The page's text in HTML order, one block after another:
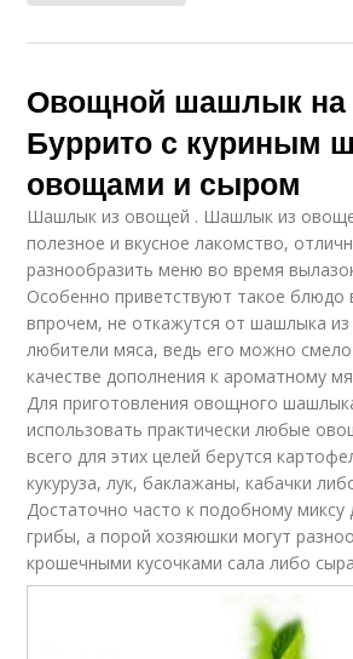
Овощной шашлык на
Буррито с куриным
овощами и сыром
Шашлык из овощей . Шашлык из
полезное и вкусное лакомство,
разнообразить меню во время
Особенно приветствуют такое блюдо
впрочем, не откажутся от шашлыка
любители мяса, ведь его можно
качестве дополнения к ароматному
Для приготовления овощного
использовать практически любые
всего для этих целей берутся
кукуруза, лук, баклажаны, кабачки
Достаточно часто к подобному миксу
грибы, а порой хозяюшки могут
крошечными кусочками сала либо